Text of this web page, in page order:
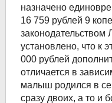
назначено
16 759 рублей 9
законодательством
установлено, что к
000 рублей
отличается в
малыш родился в
сразу двоих, а то и